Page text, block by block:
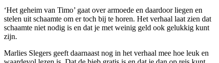
‘Het geheim van Timo’ gaat over armoede en daardoor liegen en
stelen uit schaamte om er toch bij te horen. Het verhaal laat zien dat
schaamte niet nodig is en dat je met weinig geld ook gelukkig kunt
zijn.
Marlies Slegers geeft daarnaast nog in het verhaal mee hoe leuk en